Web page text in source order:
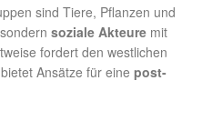
sind Tiere, Pflanzen und
soziale Akteure mit
fordert den westlichen
Ansätze für eine post-